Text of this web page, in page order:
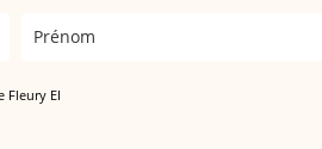
Fleury EI